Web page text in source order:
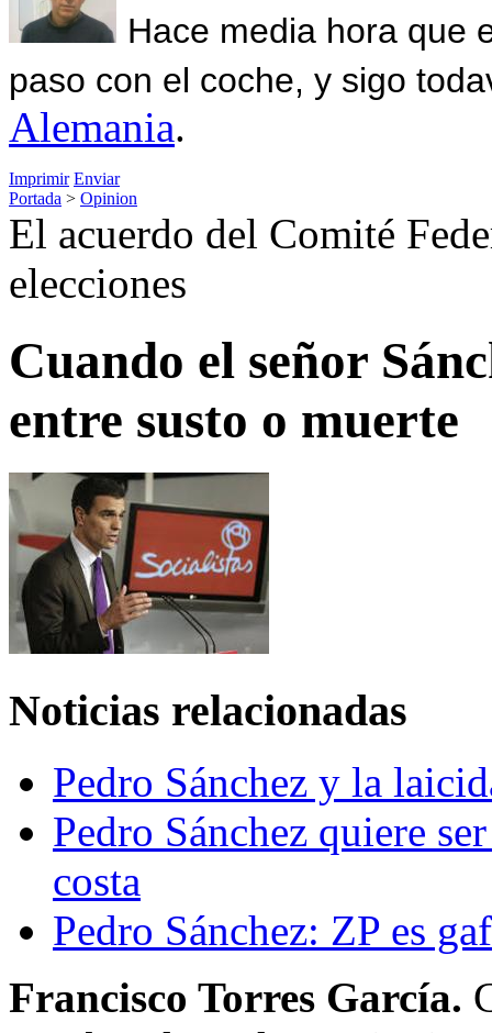
Hace media hora que
paso con el coche, y sigo
Alemania.
Imprimir Enviar
Portada > Opinion
El acuerdo del Comité
elecciones
Cuando el señor
entre susto o muerte
Noticias relacionadas
Pedro Sánchez y la
Pedro Sánchez quiere
costa
Pedro Sánchez: ZP es
Francisco Torres García.